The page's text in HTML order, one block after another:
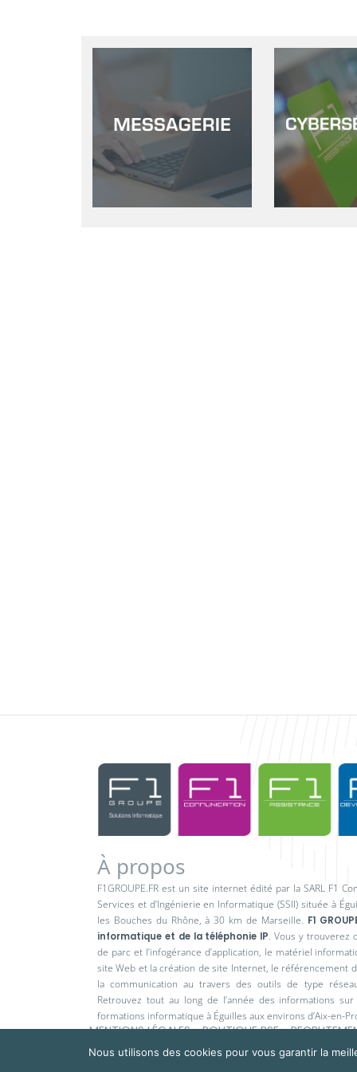
À propos
F1GROUPE.FR est un site internet édité par la SARL F1
Services et d’Ingénierie en Informatique (SSII) située à
les Bouches du Rhône, à 30 km de Marseille.
F1
informatique et de la téléphonie IP . Vous y trouverez
de parc et l’infogérance d’application, le matériel
site Web et la création de site Internet, le référencement
la communication au travers des outils de type
Retrouvez tout au long de l’année des informations
formations informatique à Éguilles aux environs d’Aix-en-
MENTIONS LÉGALES POLITIQUE RSE
Nous utilisons des cookies pour vous garantir la